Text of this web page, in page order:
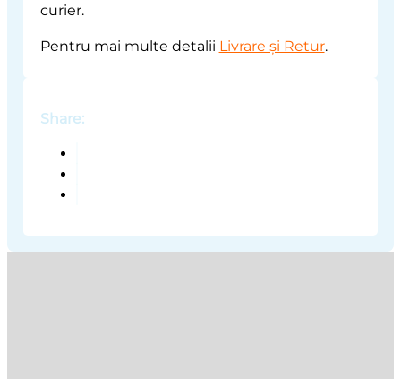
curier.
Pentru mai multe detalii Livrare și Retur.
Share: